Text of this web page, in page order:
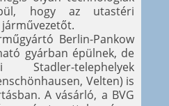
hogy az utastéri
Berlin-Pankow
gyárban épülnek, de
telephelyek
Velten) is
A vásárló, a BVG